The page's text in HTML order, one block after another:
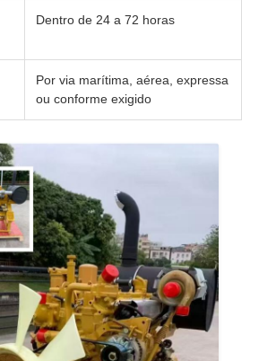
Dentro de 24 a 72 horas
Por via marítima, aérea, expressa
ou conforme exigido